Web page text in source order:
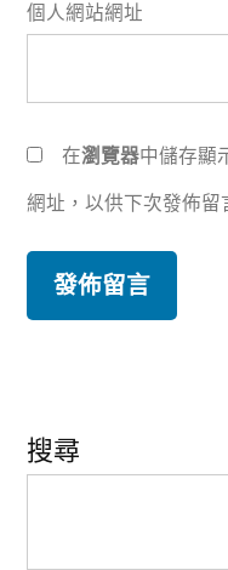
個人網站網址
在瀏覽器中儲存顯
網址，以供下次發佈留
搜尋